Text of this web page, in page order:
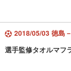
2018/05/03 徳島
選手監修タオルマフ